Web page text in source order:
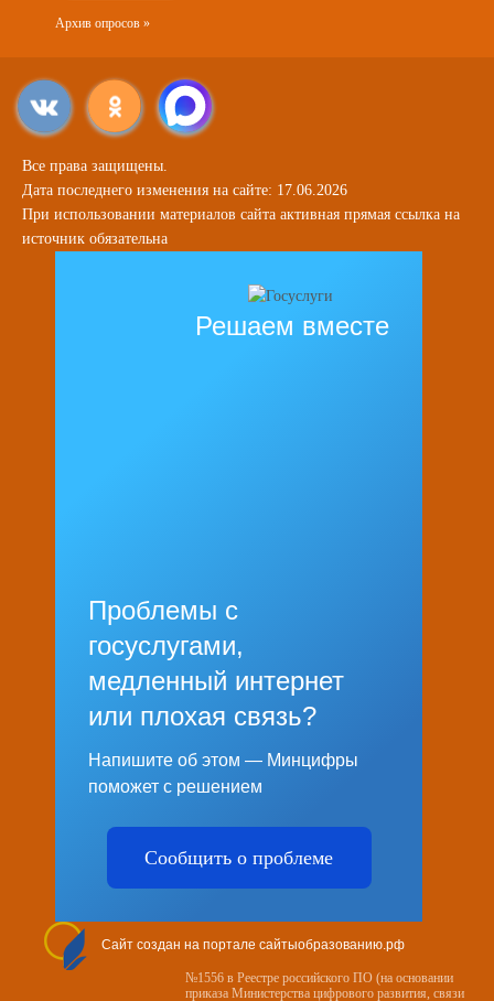
Архив опросов »
Все права защищены.
Дата последнего изменения на сайте: 17.06.2026
При использовании материалов сайта активная прямая ссылка на
источник обязательна
Решаем вместе
Проблемы с
госуслугами,
медленный интернет
или плохая связь?
Напишите об этом — Минцифры
поможет с решением
Сообщить о проблеме
Сайт создан на портале сайтыобразованию.рф
№1556 в Реестре российского ПО (на основании
приказа Министерства цифрового развития, связи